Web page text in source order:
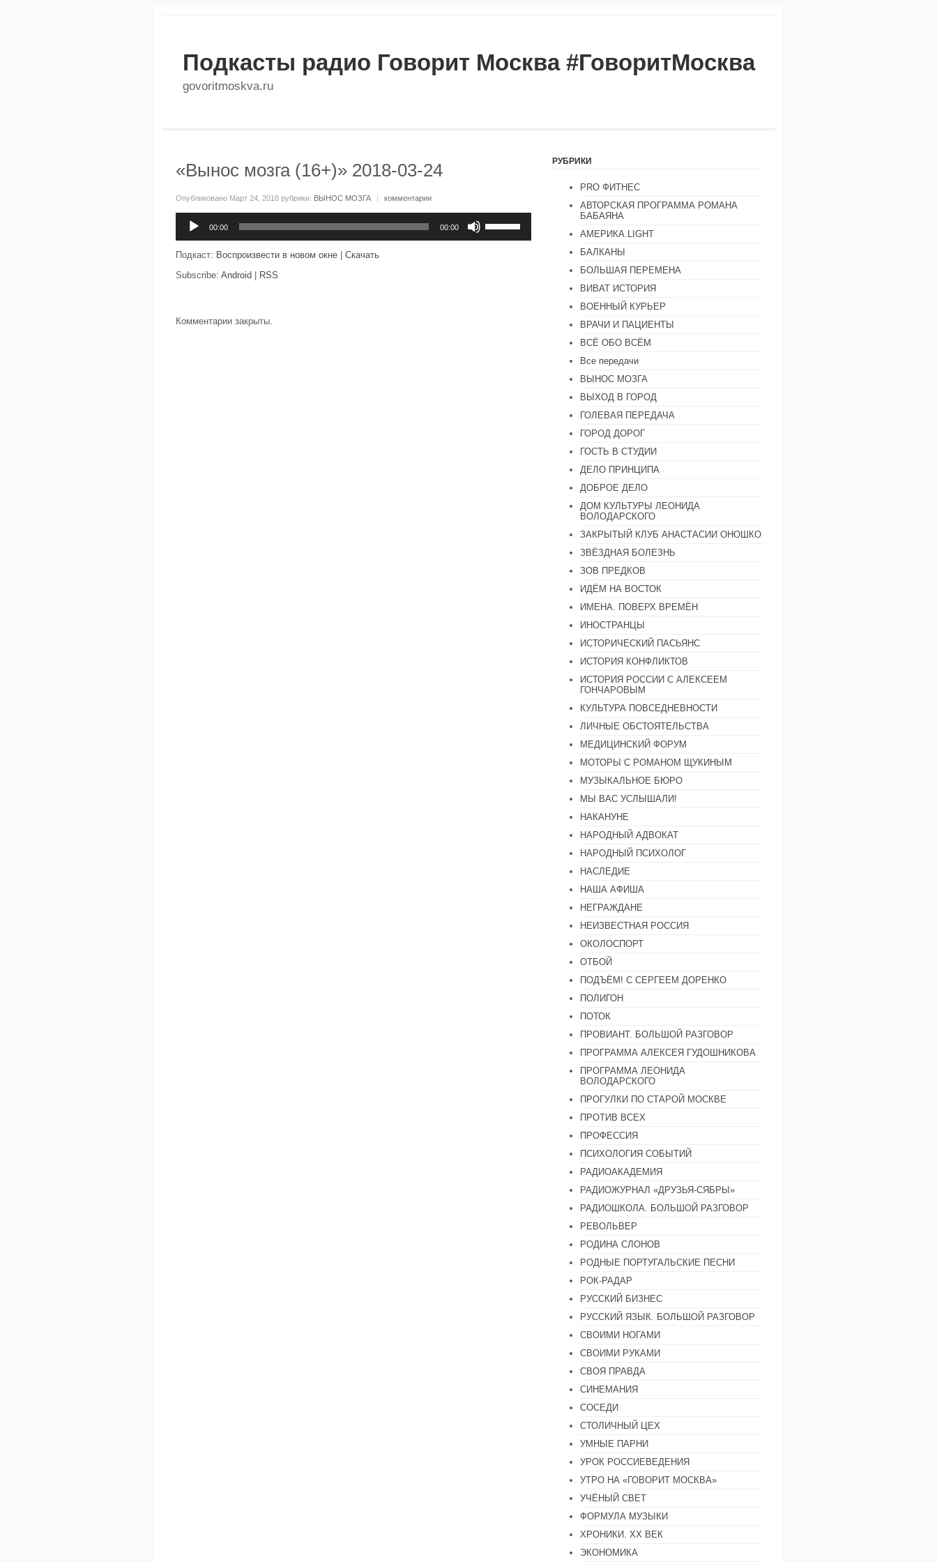
Подкасты радио Говорит Москва #ГоворитМосква
govoritmoskva.ru
«Вынос мозга (16+)» 2018-03-24
Опубликовано Март 24, 2018 рубрики: ВЫНОС МОЗГА | комментарии
00:00 00:00
клавиши
Подкаст: Воспроизвести в новом окне
Скачать
Subscribe: Android RSS
Комментарии закрыты.
РУБРИКИ
PRO ФИТНЕС
АВТОРСКАЯ ПРОГРАММА РОМАНА
БАБАЯНА
АМЕРИКА.LIGHT
БАЛКАНЫ
БОЛЬШАЯ ПЕРЕМЕНА
ВИВАТ ИСТОРИЯ
ВОЕННЫЙ КУРЬЕР
ВРАЧИ И ПАЦИЕНТЫ
ВСЁ ОБО ВСЁМ
Все передачи
ВЫНОС МОЗГА
ВЫХОД В ГОРОД
ГОЛЕВАЯ ПЕРЕДАЧА
ГОРОД ДОРОГ
ГОСТЬ В СТУДИИ
ДЕЛО ПРИНЦИПА
ДОБРОЕ ДЕЛО
ДОМ КУЛЬТУРЫ ЛЕОНИДА
ВОЛОДАРСКОГО
ЗАКРЫТЫЙ КЛУБ АНАСТАСИИ ОНОШКО
ЗВЁЗДНАЯ БОЛЕЗНЬ
ЗОВ ПРЕДКОВ
ИДЁМ НА ВОСТОК
ИМЕНА. ПОВЕРХ ВРЕМЁН
ИНОСТРАНЦЫ
ИСТОРИЧЕСКИЙ ПАСЬЯНС
ИСТОРИЯ КОНФЛИКТОВ
ИСТОРИЯ РОССИИ С АЛЕКСЕЕМ
ГОНЧАРОВЫМ
КУЛЬТУРА ПОВСЕДНЕВНОСТИ
ЛИЧНЫЕ ОБСТОЯТЕЛЬСТВА
МЕДИЦИНСКИЙ ФОРУМ
МОТОРЫ С РОМАНОМ ЩУКИНЫМ
МУЗЫКАЛЬНОЕ БЮРО
МЫ ВАС УСЛЫШАЛИ!
НАКАНУНЕ
НАРОДНЫЙ АДВОКАТ
НАРОДНЫЙ ПСИХОЛОГ
НАСЛЕДИЕ
НАША АФИША
НЕГРАЖДАНЕ
НЕИЗВЕСТНАЯ РОССИЯ
ОКОЛОСПОРТ
ОТБОЙ
ПОДЪЁМ! С СЕРГЕЕМ ДОРЕНКО
ПОЛИГОН
ПОТОК
ПРОВИАНТ. БОЛЬШОЙ РАЗГОВОР
ПРОГРАММА АЛЕКСЕЯ ГУДОШНИКОВА
ПРОГРАММА ЛЕОНИДА
ВОЛОДАРСКОГО
ПРОГУЛКИ ПО СТАРОЙ МОСКВЕ
ПРОТИВ ВСЕХ
ПРОФЕССИЯ
ПСИХОЛОГИЯ СОБЫТИЙ
РАДИОАКАДЕМИЯ
РАДИОЖУРНАЛ «ДРУЗЬЯ-СЯБРЫ»
РАДИОШКОЛА. БОЛЬШОЙ РАЗГОВОР
РЕВОЛЬВЕР
РОДИНА СЛОНОВ
РОДНЫЕ ПОРТУГАЛЬСКИЕ ПЕСНИ
РОК-РАДАР
РУССКИЙ БИЗНЕС
РУССКИЙ ЯЗЫК. БОЛЬШОЙ РАЗГОВОР
СВОИМИ НОГАМИ
СВОИМИ РУКАМИ
СВОЯ ПРАВДА
СИНЕМАНИЯ
СОСЕДИ
СТОЛИЧНЫЙ ЦЕХ
УМНЫЕ ПАРНИ
УРОК РОССИЕВЕДЕНИЯ
УТРО НА «ГОВОРИТ МОСКВА»
УЧЁНЫЙ СВЕТ
ФОРМУЛА МУЗЫКИ
ХРОНИКИ. ХХ ВЕК
ЭКОНОМИКА